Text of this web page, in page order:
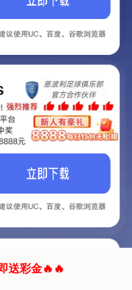
建设.
网站.